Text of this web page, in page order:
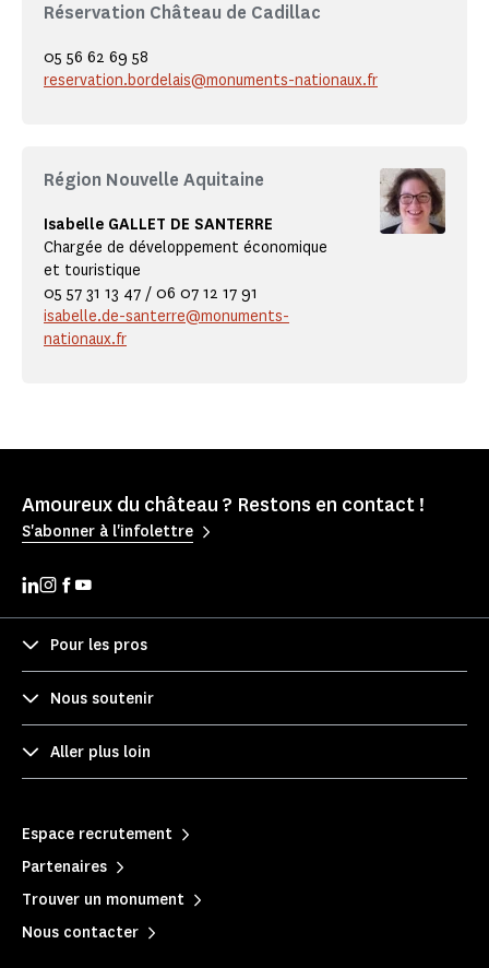
Réservation Château de Cadillac
05 56 62 69 58
reservation.bordelais@monuments-nationaux.fr
Région Nouvelle Aquitaine
Isabelle GALLET DE SANTERRE
Chargée de développement économique
et touristique
05 57 31 13 47 / 06 07 12 17 91
isabelle.de-santerre@monuments-
nationaux.fr
Amoureux du château ? Restons en contact !
S'abonner à l'infolettre
Pour les pros
Nous soutenir
Aller plus loin
Espace recrutement
Partenaires
Trouver un monument
Nous contacter